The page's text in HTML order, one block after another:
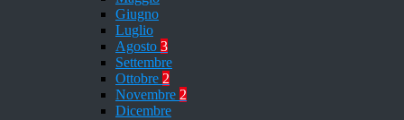
Giugno
Luglio
Agosto 3
Settembre
Ottobre 2
Novembre 2
Dicembre